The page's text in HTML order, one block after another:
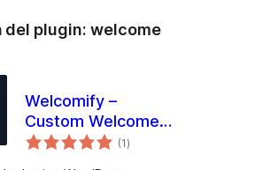
del plugin: welcome
Welcomify –
Custom Welcome
Dashboard
(1total
de
)